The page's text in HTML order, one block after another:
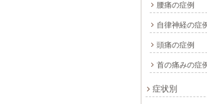
腰痛の症例
自律神経の症
頭痛の症例
首の痛みの症
症状別